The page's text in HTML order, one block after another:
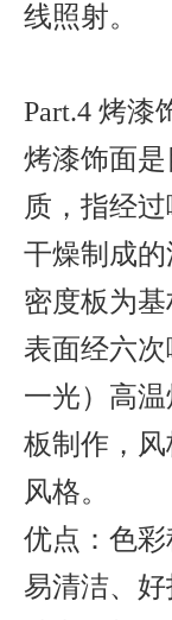
线照射。
Part.4 烤漆
烤漆饰面
质，指经
干燥制成
密度板为基
表面经六次
一光）高
板制作，
风格。
优点：色彩
易清洁、好